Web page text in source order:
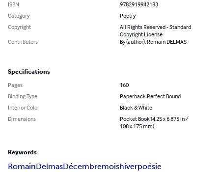
ISBN
9782919942183
Category
Poetry
Copyright
All Rights Reserved - Standard
Copyright License
Contributors
By (author): Romain DELMAS
Specifications
Pages
160
Binding Type
Paperback Perfect Bound
Interior Color
Black & White
Dimensions
Pocket Book (4.25 x 6.875 in /
108 x 175 mm)
Keywords
RomainDelmasDécembremoishiverpoésie